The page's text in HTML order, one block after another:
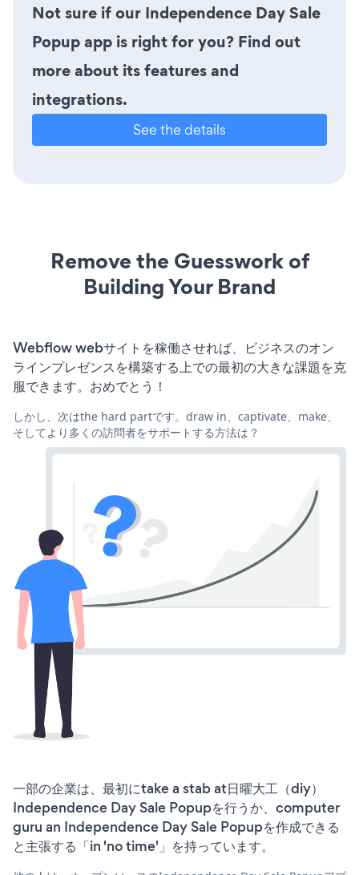
Not sure if our Independence Day Sale
Popup app is right for you? Find out
more about its features and
integrations.
See the details
Remove the Guesswork of
Building Your Brand
Webflow webサイトを稼働させれば、ビジネスのオン
ラインプレゼンスを構築する上での最初の大きな課題を克
服できます。おめでとう！
しかし、次はthe hard partです。draw in、captivate、make、
そしてより多くの訪問者をサポートする方法は？
一部の企業は、最初にtake a stab at日曜大工（diy）
Independence Day Sale Popupを行うか、computer
guru an Independence Day Sale Popupを作成できる
と主張する「in 'no time'」を持っています。